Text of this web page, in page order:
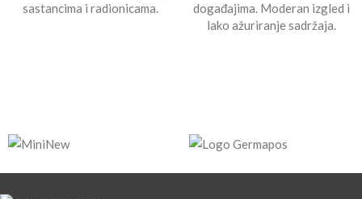
sastancima i radionicama.
događajima. Moderan izgled i
lako ažuriranje sadržaja.